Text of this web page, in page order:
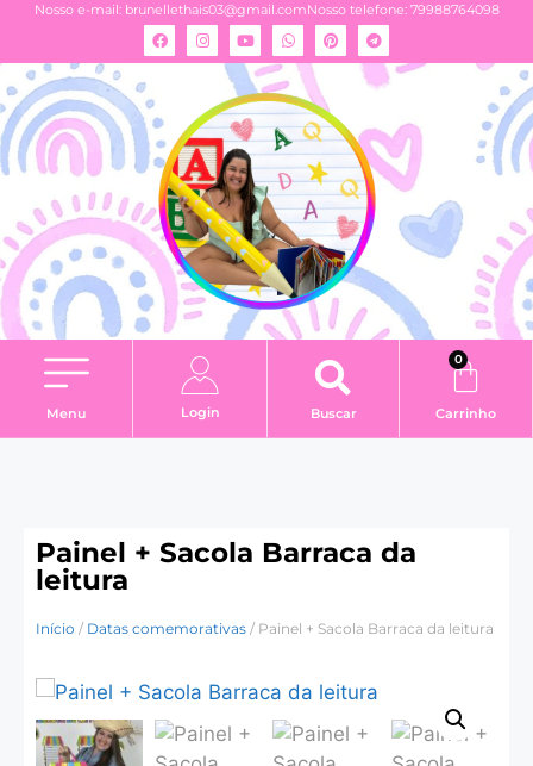
Nosso e-mail: brunellethais03@gmail.comNosso telefone: 79988764098
Menu Login Buscar
0
Carrinho
Painel + Sacola Barraca da
leitura
Início / Datas comemorativas / Painel + Sacola Barraca da leitura